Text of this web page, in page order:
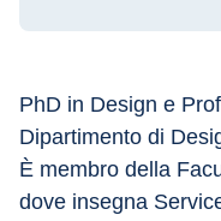
PhD in Design e
Dipartimento di
È membro della
dove insegna